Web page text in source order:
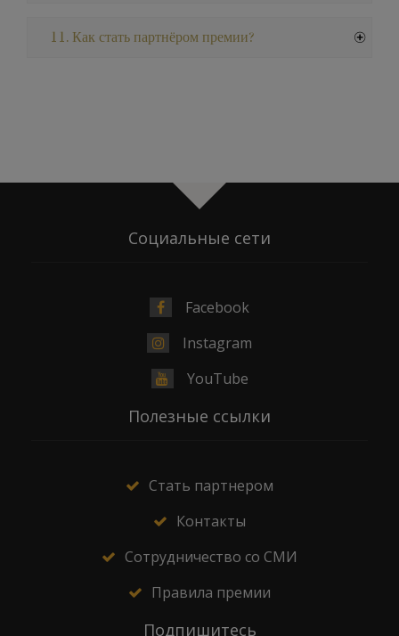
11. Как стать партнёром премии?
Социальные сети
Facebook
Instagram
YouTube
Полезные ссылки
Стать партнером
Контакты
Сотрудничество со СМИ
Правила премии
Подпишитесь